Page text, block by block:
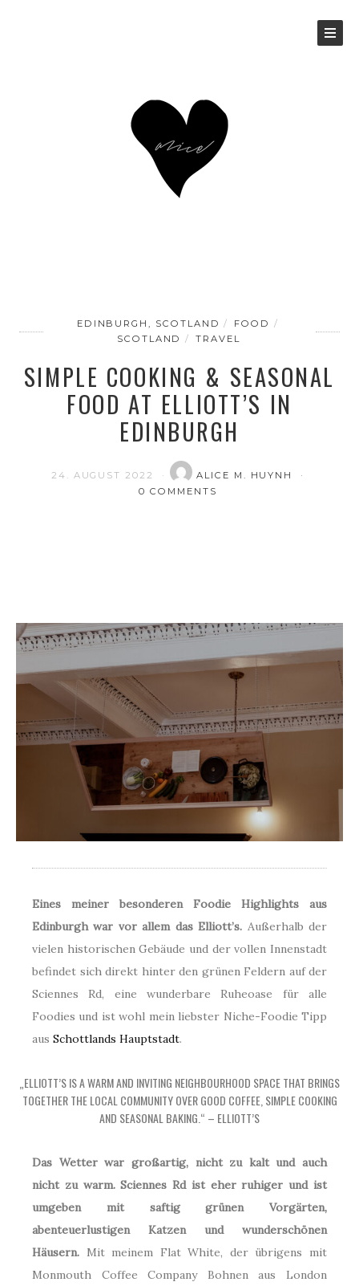
EDINBURGH, SCOTLAND
FOOD
SCOTLAND
TRAVEL
SIMPLE COOKING & SEASONAL
FOOD AT ELLIOTT’S IN
EDINBURGH
24. AUGUST 2022
ALICE M. HUYNH
0 COMMENTS
Eines meiner besonderen Foodie Highlights aus
Edinburgh war vor allem das Elliott’s. Außerhalb der
vielen historischen Gebäude und der vollen Innenstadt
befindet sich direkt hinter den grünen Feldern auf der
Sciennes Rd, eine wunderbare Ruheoase für alle
Foodies und ist wohl mein liebster Niche-Foodie Tipp
aus Schottlands Hauptstadt.
„ELLIOTT’S IS A WARM AND INVITING NEIGHBOURHOOD SPACE THAT BRINGS
TOGETHER THE LOCAL COMMUNITY OVER GOOD COFFEE, SIMPLE COOKING
AND SEASONAL BAKING.“ – ELLIOTT’S
Das Wetter war großartig, nicht zu kalt und auch
nicht zu warm. Sciennes Rd ist eher ruhiger und ist
umgeben mit saftig grünen Vorgärten,
abenteuerlustigen Katzen und wunderschönen
Häusern. Mit meinem Flat White, der übrigens mit
Monmouth Coffee Company Bohnen aus London